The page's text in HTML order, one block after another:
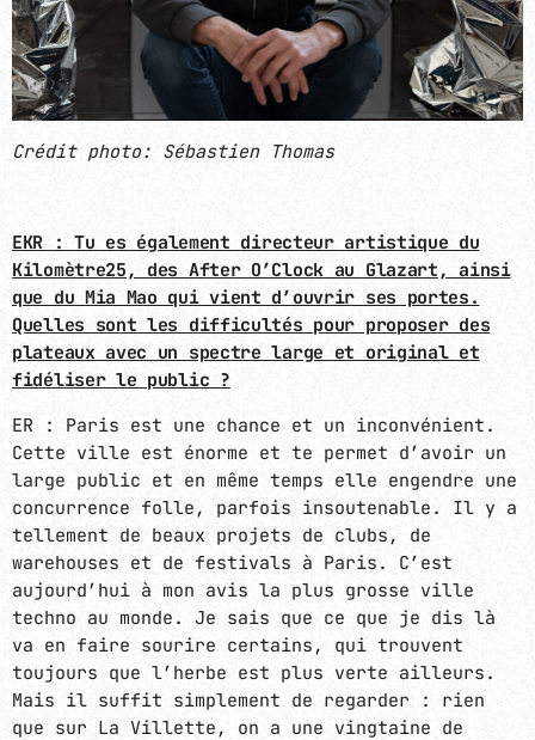
Crédit photo: Sébastien Thomas
EKR : Tu es également directeur artistique du
Kilomètre25, des After O’Clock au Glazart, ainsi
que du Mia Mao qui vient d’ouvrir ses portes.
Quelles sont les difficultés pour proposer des
plateaux avec un spectre large et original et
fidéliser le public ?
ER : Paris est une chance et un inconvénient.
Cette ville est énorme et te permet d’avoir un
large public et en même temps elle engendre une
concurrence folle, parfois insoutenable. Il y a
tellement de beaux projets de clubs, de
warehouses et de festivals à Paris. C’est
aujourd’hui à mon avis la plus grosse ville
techno au monde. Je sais que ce que je dis là
va en faire sourire certains, qui trouvent
toujours que l’herbe est plus verte ailleurs.
Mais il suffit simplement de regarder : rien
que sur La Villette, on a une vingtaine de